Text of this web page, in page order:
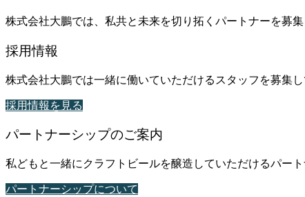
株式会社大鵬では、私共と未来を切り拓くパートナーを募集
採用情報
株式会社大鵬では一緒に働いていただけるスタッフを募集し
採用情報を見る
パートナーシップのご案内
私どもと一緒にクラフトビールを醸造していただけるパー
パートナーシップについて